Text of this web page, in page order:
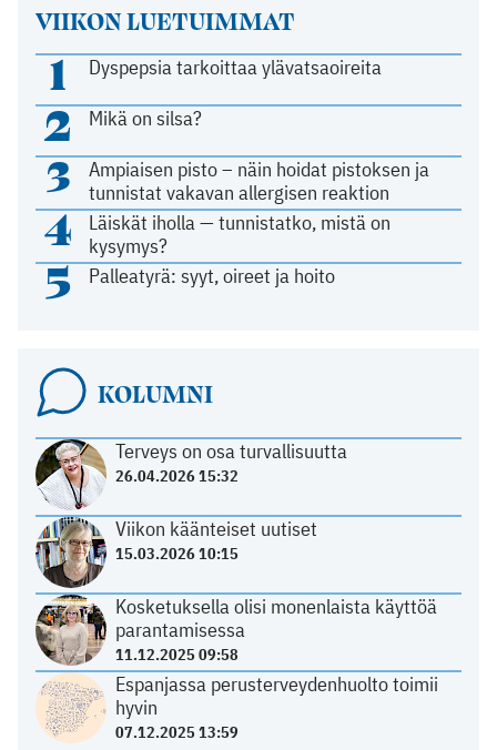
VIIKON LUETUIMMAT
1 Dyspepsia tarkoittaa ylävatsaoireita
2 Mikä on silsa?
3
Ampiaisen pisto – näin hoidat pistoksen ja
tunnistat vakavan allergisen reaktion
4
Läiskät iholla — tunnistatko, mistä on
kysymys?
5 Palleatyrä: syyt, oireet ja hoito
KOLUMNI
Terveys on osa turvallisuutta
26.04.2026 15:32
Viikon käänteiset uutiset
15.03.2026 10:15
Kosketuksella olisi monenlaista käyttöä
parantamisessa
11.12.2025 09:58
Espanjassa perusterveydenhuolto toimii
hyvin
07.12.2025 13:59